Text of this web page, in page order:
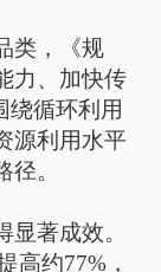
类，《规
力、加快传
绕循环利用
源利用水平
。
著成效。
高约77%，